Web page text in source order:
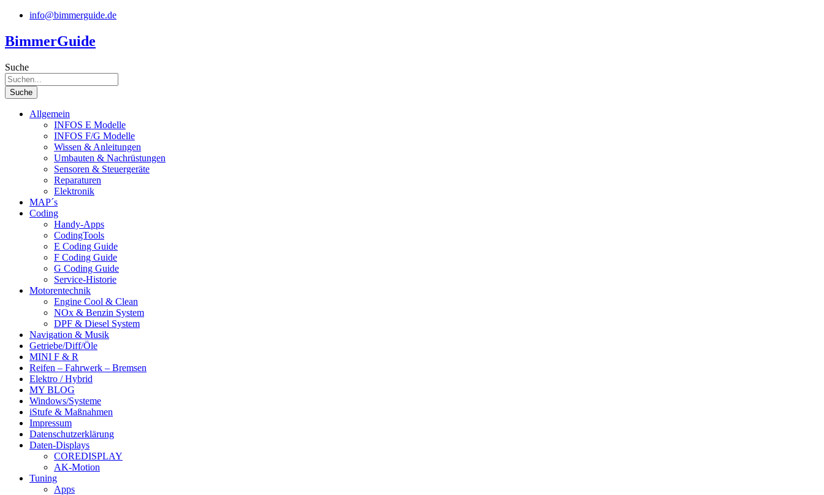
Zum
springen
info@bimmerguide.de
BimmerGuide
Suche
Suche
Allgemein
INFOS E Modelle
INFOS F/G Modelle
Wissen & Anleitungen
Umbauten & Nachrüstungen
Sensoren & Steuergeräte
Reparaturen
Elektronik
MAP´s
Coding
Handy-Apps
CodingTools
E Coding Guide
F Coding Guide
G Coding Guide
Service-Historie
Motorentechnik
Engine Cool & Clean
NOx & Benzin System
DPF & Diesel System
Navigation & Musik
Getriebe/Diff/Öle
MINI F & R
Reifen – Fahrwerk – Bremsen
Elektro / Hybrid
MY BLOG
Windows/Systeme
iStufe & Maßnahmen
Impressum
Datenschutzerklärung
Daten-Displays
COREDISPLAY
AK-Motion
Tuning
Apps